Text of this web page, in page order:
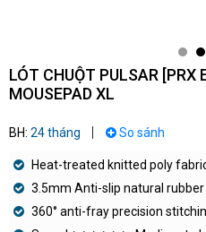
LÓT CHUỘT PULSAR [PRX
MOUSEPAD XL
BH: 24 tháng So sánh
Heat-treated knitted poly
3.5mm Anti-slip natural rubber
360° anti-fray precision